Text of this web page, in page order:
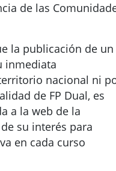
de las
la publicación de un
inmediata
nacional ni
de FP Dual, es
a la web de la
su interés para
en cada curso